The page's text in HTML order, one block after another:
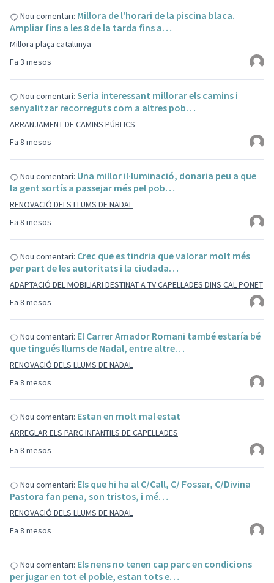
Fa 3 mesos
Nou comentari: Millora de l'horari de la piscina blaca.
Ampliar fins a les 8 de la tarda fins a…
Millora plaça catalunya
Fa 8 mesos
Nou comentari: Seria interessant millorar els camins i
senyalitzar recorreguts com a altres pob…
ARRANJAMENT DE CAMINS PÚBLICS
Fa 8 mesos
Nou comentari: Una millor il·luminació, donaria peu a que
la gent sortís a passejar més pel pob…
RENOVACIÓ DELS LLUMS DE NADAL
Fa 8 mesos
Nou comentari: Crec que es tindria que valorar molt més
per part de les autoritats i la ciudada…
ADAPTACIÓ DEL MOBILIARI DESTINAT A TV CAPELLADES DINS CAL PONET
Fa 8 mesos
Nou comentari: El Carrer Amador Romani també estaría bé
que tingués llums de Nadal, entre altre…
RENOVACIÓ DELS LLUMS DE NADAL
Fa 8 mesos
Nou comentari: Estan en molt mal estat
ARREGLAR ELS PARC INFANTILS DE CAPELLADES
Fa 8 mesos
Nou comentari: Els que hi ha al C/Call, C/ Fossar, C/Divina
Pastora fan pena, son tristos, i mé…
RENOVACIÓ DELS LLUMS DE NADAL
Nou comentari: Els nens no tenen cap parc en condicions
per jugar en tot el poble, estan tots e…